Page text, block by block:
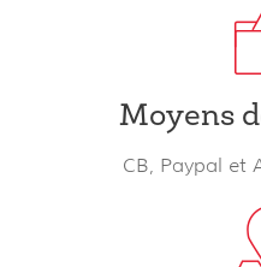
Moyens
CB, Paypal et